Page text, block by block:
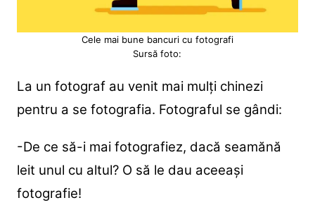
Cele mai bune bancuri cu fotografi
Sursă foto:
La un fotograf au venit mai mulți chinezi
pentru a se fotografia. Fotograful se gândi:
-De ce să-i mai fotografiez, dacă seamănă
leit unul cu altul? O să le dau aceeași
fotografie!